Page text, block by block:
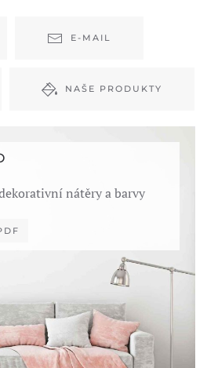
E-MAIL
NAŠE PRODUKTY
nátěry a barvy